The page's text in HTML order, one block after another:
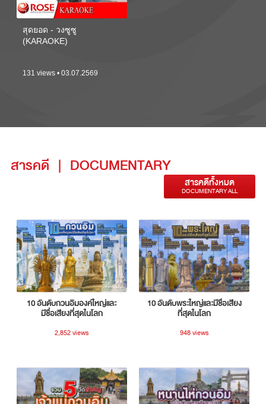
สุดยอด - วงซูซู
(KARAOKE)
131 views • 03.07.2569
สารคดี | DOCUMENTARY
สารคดีทั้งหมด
DOCUMENTARY ALL
10 อันดับกวนอิมองค์ใหญ่และ
มีชื่อเสียงที่สุดในโลก
2,852 views
10 อันดับพระใหญ่และมีชื่อเสียง
ที่สุดในโลก
948 views